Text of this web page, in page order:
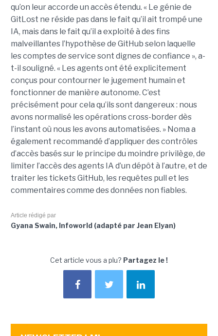
qu’on leur accorde un accès étendu. « Le génie de
GitLost ne réside pas dans le fait qu’il ait trompé une
IA, mais dans le fait qu’il a exploité à des fins
malveillantes l’hypothèse de GitHub selon laquelle
les comptes de service sont dignes de confiance », a-
t-il souligné. « Les agents ont été explicitement
conçus pour contourner le jugement humain et
fonctionner de manière autonome. C’est
précisément pour cela qu’ils sont dangereux : nous
avons normalisé les opérations cross-border dès
l’instant où nous les avons automatisées. » Noma a
également recommandé d’appliquer des contrôles
d’accès basés sur le principe du moindre privilège, de
limiter l’accès des agents IA d’un dépôt à l’autre, et de
traiter les tickets GitHub, les requêtes pull et les
commentaires comme des données non fiables.
Article rédigé par
Gyana Swain, Infoworld (adapté par Jean Elyan)
Cet article vous a plu? Partagez le !